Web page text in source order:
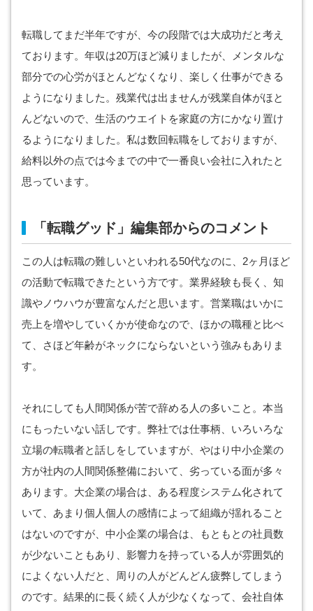
転職してまだ半年ですが、今の段階では大成功だと考え
ております。年収は20万ほど減りましたが、メンタルな
部分での心労がほとんどなくなり、楽しく仕事ができる
ようになりました。残業代は出ませんが残業自体がほと
んどないので、生活のウエイトを家庭の方にかなり置け
るようになりました。私は数回転職をしておりますが、
給料以外の点では今までの中で一番良い会社に入れたと
思っています。
「転職グッド」編集部からのコメント
この人は転職の難しいといわれる50代なのに、2ヶ月ほど
の活動で転職できたという方です。業界経験も長く、知
識やノウハウが豊富なんだと思います。営業職はいかに
売上を増やしていくかが使命なので、ほかの職種と比べ
て、さほど年齢がネックにならないという強みもありま
す。
それにしても人間関係が苦で辞める人の多いこと。本当
にもったいない話しです。弊社では仕事柄、いろいろな
立場の転職者と話しをしていますが、やはり中小企業の
方が社内の人間関係整備において、劣っている面が多々
あります。大企業の場合は、ある程度システム化されて
いて、あまり個人個人の感情によって組織が揺れること
はないのですが、中小企業の場合は、もともとの社員数
が少ないこともあり、影響力を持っている人が雰囲気的
によくない人だと、周りの人がどんどん疲弊してしまう
のです。結果的に長く続く人が少なくなって、会社自体